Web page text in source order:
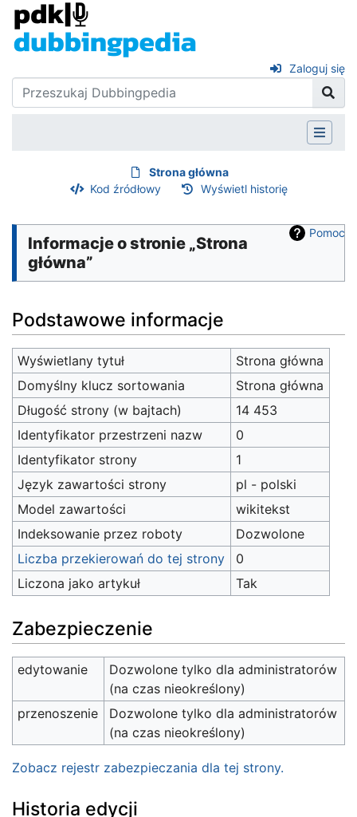
Zaloguj się
Strona główna
Kod źródłowy
Wyświetl historię
Pomoc
Informacje o stronie „Strona
główna”
Podstawowe informacje
Wyświetlany tytuł
Strona główna
Domyślny klucz sortowania
Strona główna
Długość strony (w bajtach)
14 453
Identyfikator przestrzeni nazw
0
Identyfikator strony
1
Język zawartości strony
pl - polski
Model zawartości
wikitekst
Indeksowanie przez roboty
Dozwolone
Liczba przekierowań do tej strony
0
Liczona jako artykuł
Tak
Zabezpieczenie
edytowanie
Dozwolone tylko dla administratorów
(na czas nieokreślony)
przenoszenie
Dozwolone tylko dla administratorów
(na czas nieokreślony)
Zobacz rejestr zabezpieczania dla tej strony.
Historia edycji